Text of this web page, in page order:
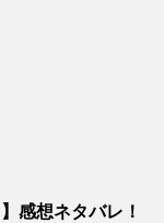
感想ネタバレ！